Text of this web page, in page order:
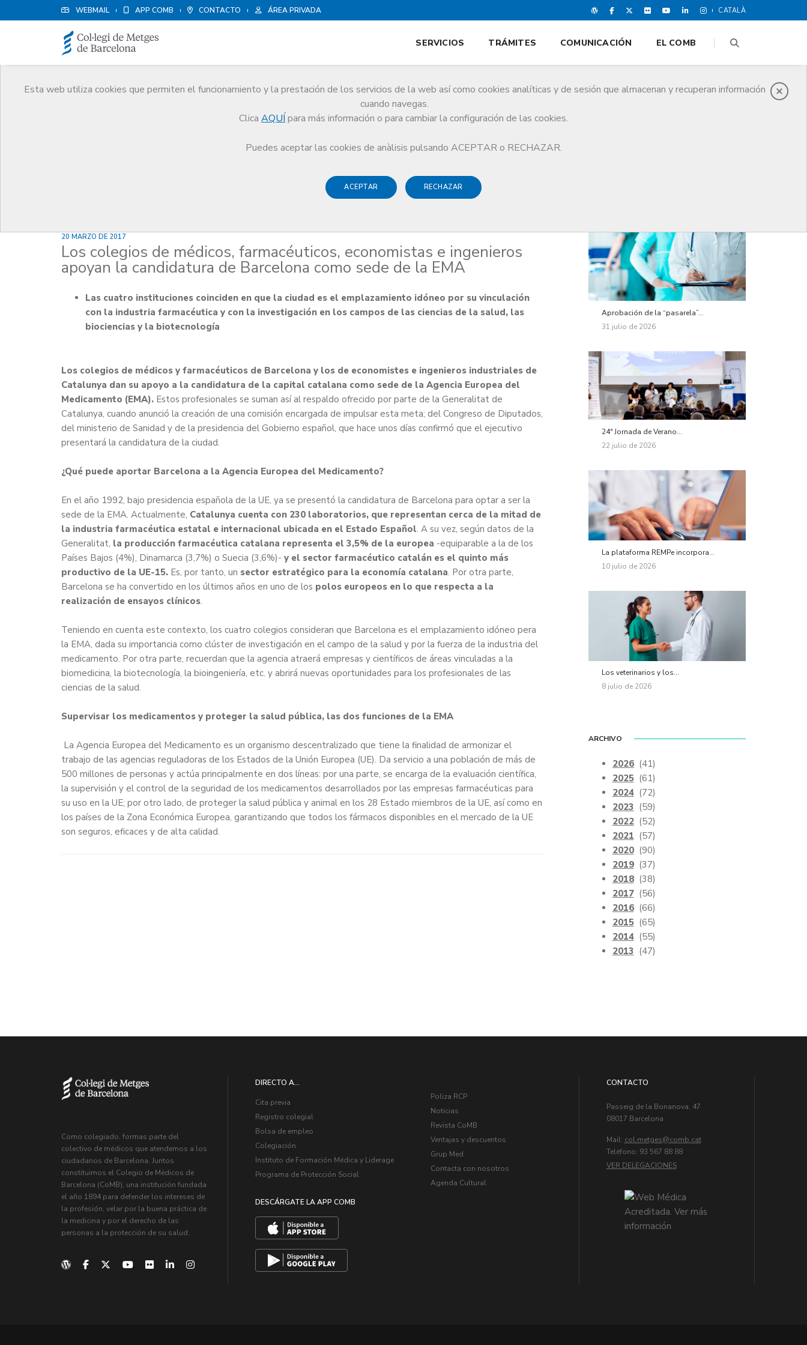
WEBMAIL APP COMB CONTACTO ÁREA PRIVADA CATALÀ
Esta web utiliza cookies que permiten el funcionamiento y la prestación de los servicios de la web así como cookies analíticas y de sesión que almacenan y recuperan información
cuando navegas.
Clica AQUÍ para más información o para cambiar la configuración de las cookies.
Puedes aceptar las cookies de anàlisis pulsando ACEPTAR o RECHAZAR.
ACEPTAR RECHAZAR
SERVICIOS TRÁMITES COMUNICACIÓN EL COMB
Los colegios de médicos, farmacéuticos, economistas e ingenieros apoyan la candidatura de Barcelona como sede de la EMA
20 MARZO DE 2017
Los colegios de médicos, farmacéuticos, economistas e ingenieros
apoyan la candidatura de Barcelona como sede de la EMA
Las cuatro instituciones coinciden en que la ciudad es el emplazamiento idóneo por su vinculación
con la industria farmacéutica y con la investigación en los campos de las ciencias de la salud, las
biociencias y la biotecnología
Los colegios de médicos y farmacéuticos de Barcelona y los de economistes e ingenieros industriales de
Catalunya dan su apoyo a la candidatura de la capital catalana como sede de la Agencia Europea del
Medicamento (EMA). Estos profesionales se suman así al respaldo ofrecido por parte de la Generalitat de
Catalunya, cuando anunció la creación de una comisión encargada de impulsar esta meta; del Congreso de Diputados,
del ministerio de Sanidad y de la presidencia del Gobierno español, que hace unos días confirmó que el ejecutivo
presentará la candidatura de la ciudad.
¿Qué puede aportar Barcelona a la Agencia Europea del Medicamento?
En el año 1992, bajo presidencia española de la UE, ya se presentó la candidatura de Barcelona para optar a ser la
sede de la EMA. Actualmente, Catalunya cuenta con 230 laboratorios, que representan cerca de la mitad de
la industria farmacéutica estatal e internacional ubicada en el Estado Español. A su vez, según datos de la
Generalitat, la producción farmacéutica catalana representa el 3,5% de la europea -equiparable a la de los
Países Bajos (4%), Dinamarca (3,7%) o Suecia (3,6%)- y el sector farmacéutico catalán es el quinto más
productivo de la UE-15. Es, por tanto, un sector estratégico para la economía catalana. Por otra parte,
Barcelona se ha convertido en los últimos años en uno de los polos europeos en lo que respecta a la
realización de ensayos clínicos.
Teniendo en cuenta este contexto, los cuatro colegios consideran que Barcelona es el emplazamiento idóneo pera
la EMA, dada su importancia como clúster de investigación en el campo de la salud y por la fuerza de la industria del
medicamento. Por otra parte, recuerdan que la agencia atraerá empresas y científicos de áreas vinculadas a la
biomedicina, la biotecnología, la bioingeniería, etc. y abrirá nuevas oportunidades para los profesionales de las
ciencias de la salud.
Supervisar los medicamentos y proteger la salud pública, las dos funciones de la EMA
La Agencia Europea del Medicamento es un organismo descentralizado que tiene la finalidad de armonizar el
trabajo de las agencias reguladoras de los Estados de la Unión Europea (UE). Da servicio a una población de más de
500 millones de personas y actúa principalmente en dos líneas: por una parte, se encarga de la evaluación científica,
la supervisión y el control de la seguridad de los medicamentos desarrollados por las empresas farmacéuticas para
su uso en la UE; por otro lado, de proteger la salud pública y animal en los 28 Estado miembros de la UE, así como en
los países de la Zona Económica Europea, garantizando que todos los fármacos disponibles en el mercado de la UE
son seguros, eficaces y de alta calidad.
Aprobación de la “pasarela”...
31 julio de 2026
24ª Jornada de Verano...
22 julio de 2026
La plataforma REMPe incorpora...
10 julio de 2026
Los veterinarios y los...
8 julio de 2026
ARCHIVO
2026 (41)
2025 (61)
2024 (72)
2023 (59)
2022 (52)
2021 (57)
2020 (90)
2019 (37)
2018 (38)
2017 (56)
2016 (66)
2015 (65)
2014 (55)
2013 (47)
Como colegiado, formas parte del
colectivo de médicos que atendemos a los
ciudadanos de Barcelona. Juntos
constituimos el Colegio de Médicos de
Barcelona (CoMB), una institución fundada
el año 1894 para defender los intereses de
la profesión, velar por la buena práctica de
la medicina y por el derecho de las
personas a la protección de su salud.
DIRECTO A...
Cita previa
Registro colegial
Bolsa de empleo
Colegiación
Instituto de Formación Médica y Liderage
Programa de Protección Social
DESCÁRGATE LA APP COMB
Poliza RCP
Noticias
Revista CoMB
Ventajas y descuentos
Grup Med
Contacta con nosotros
Agenda Cultural
CONTACTO
Passeig de la Bonanova, 47
08017 Barcelona
Mail: col.metges
Telèfono: 93 567 88 88
VER DELEGACIONES